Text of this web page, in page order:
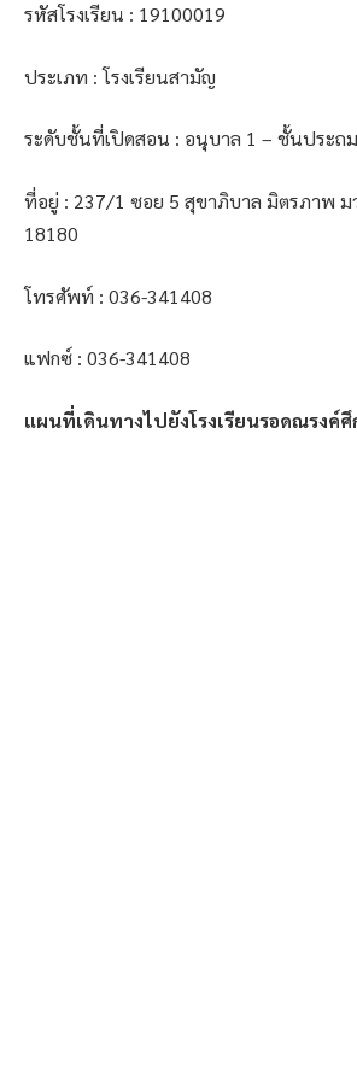
รหัสโรงเรียน : 19100019
ประเภท : โรงเรียนสามัญ
ระดับชั้นที่เปิดสอน : อนุบาล 1 – ชั้นประถ
ที่อยู่ : 237/1 ซอย 5 สุขาภิบาล มิตรภาพ ม
18180
โทรศัพท์ : 036-341408
แฟกซ์ : 036-341408
แผนที่เดินทางไปยังโรงเรียนรอดณรงค์